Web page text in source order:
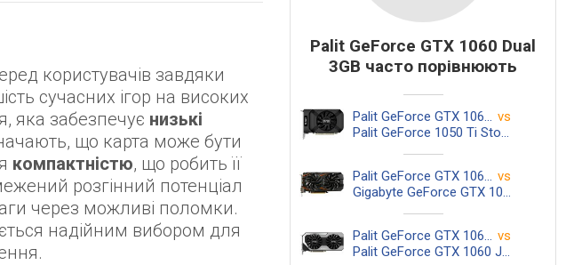
користувачів завдяки
сучасних ігор на високих
яка забезпечує низькі
що карта може бути
компактністю, що робить її
розгінний потенціал
через можливі поломки.
надійним вибором для
Palit GeForce GTX 1060 Dual
3GB часто порівнюють
Palit GeForce GTX 1060 Dual 3GB vs
Palit GeForce 1050 Ti StormX NE5105T018G1-1070F
Palit GeForce GTX 1060 Dual 3GB vs
Gigabyte GeForce GTX 1060 WINDFORCE OC 3G
Palit GeForce GTX 1060 Dual 3GB vs
Palit GeForce GTX 1060 JetStream 3GB